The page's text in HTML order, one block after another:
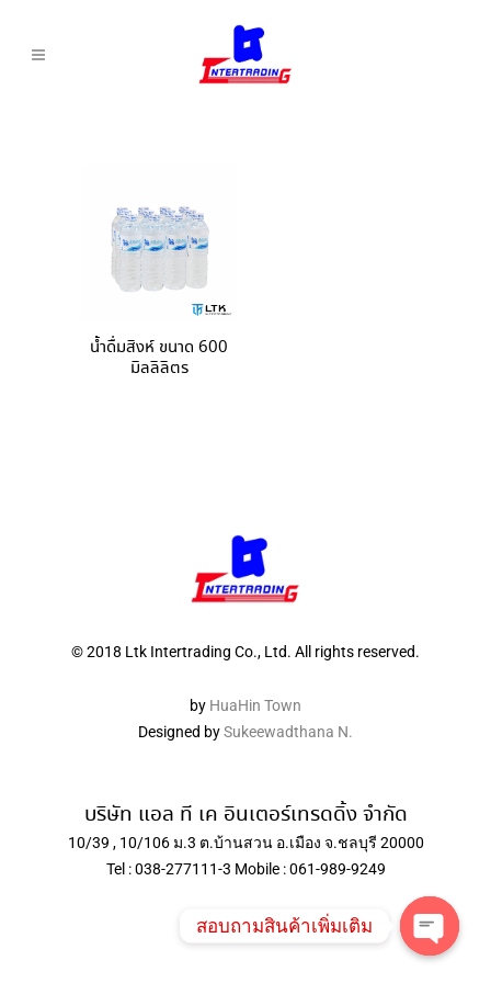
น้ำดื่มสิงห์ ขนาด 600
มิลลิลิตร
© 2018 Ltk Intertrading Co., Ltd. All rights reserved.
by HuaHin Town
Designed bySukeewadthana N.
บริษัท แอล ที เค อินเตอร์เทรดดิ้ง จำกัด
10/39 , 10/106 ม.3 ต.บ้านสวน อ.เมือง จ.ชลบุรี 20000
Tel : 038-277111-3 Mobile : 061-989-9249
สอบถามสินค้าเพิ่มเติม
Open